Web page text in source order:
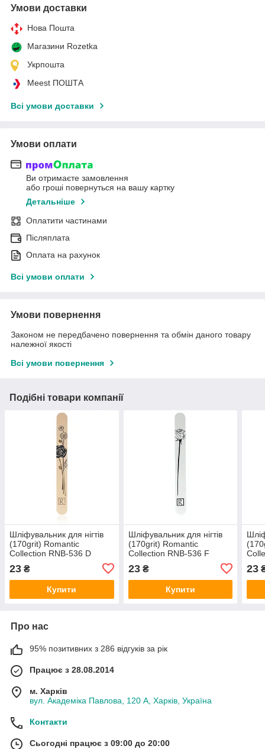
Умови доставки
Нова Пошта
Магазини Rozetka
Укрпошта
Meest ПОШТА
Всі умови доставки
Умови оплати
Ви отримаєте замовлення
або гроші повернуться на вашу картку
Детальніше
Оплатити частинами
Післяплата
Оплата на рахунок
Всі умови оплати
Умови повернення
Законом не передбачено повернення та обмін даного товару
належної якості
Всі умови повернення
Подібні товари компанії
Шліфувальник для нігтів
(170grit) Romantic
Collection RNB-536 D
23 ₴
Купити
Шліфувальник для нігтів
(170grit) Romantic
Collection RNB-536 F
23₴
Купити
23
Про нас
95% позитивних з 286 відгуків за рік
Працює з 28.08.2014
м. Харків
вул. Академіка Павлова, 120 А, Харків, Україна
Контакти
Сьогодні працює з 09:00 до 20:00